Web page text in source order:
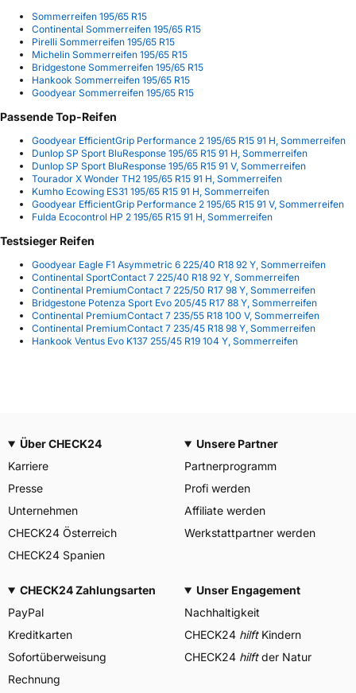
Sommerreifen 195/65 R15
Continental Sommerreifen 195/65 R15
Pirelli Sommerreifen 195/65 R15
Michelin Sommerreifen 195/65 R15
Bridgestone Sommerreifen 195/65 R15
Hankook Sommerreifen 195/65 R15
Goodyear Sommerreifen 195/65 R15
Passende Top-Reifen
Goodyear EfficientGrip Performance 2 195/65 R15 91 H, Sommerreifen
Dunlop SP Sport BluResponse 195/65 R15 91 H, Sommerreifen
Dunlop SP Sport BluResponse 195/65 R15 91 V, Sommerreifen
Tourador X Wonder TH2 195/65 R15 91 H, Sommerreifen
Kumho Ecowing ES31 195/65 R15 91 H, Sommerreifen
Goodyear EfficientGrip Performance 2 195/65 R15 91 V, Sommerreifen
Fulda Ecocontrol HP 2 195/65 R15 91 H, Sommerreifen
Testsieger Reifen
Goodyear Eagle F1 Asymmetric 6 225/40 R18 92 Y, Sommerreifen
Continental SportContact 7 225/40 R18 92 Y, Sommerreifen
Continental PremiumContact 7 225/50 R17 98 Y, Sommerreifen
Bridgestone Potenza Sport Evo 205/45 R17 88 Y, Sommerreifen
Continental PremiumContact 7 235/55 R18 100 V, Sommerreifen
Continental PremiumContact 7 235/45 R18 98 Y, Sommerreifen
Hankook Ventus Evo K137 255/45 R19 104 Y, Sommerreifen
Über CHECK24
Karriere
Presse
Unternehmen
CHECK24 Österreich
CHECK24 Spanien
Unsere Partner
Partnerprogramm
Profi werden
Affiliate werden
Werkstattpartner werden
CHECK24 Zahlungsarten
PayPal
Kreditkarten
Sofortüberweisung
Rechnung
Unser Engagement
Nachhaltigkeit
CHECK24 hilftKindern
CHECK24 hilftder Natur